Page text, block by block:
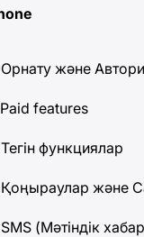
Орнату және
Paid features
Тегін функциялар
Қоңыраулар және
SMS (Мәтіндік